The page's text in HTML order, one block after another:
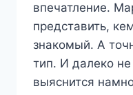
впечатление.
представить,
знакомый. А
тип. И далеко
выяснится